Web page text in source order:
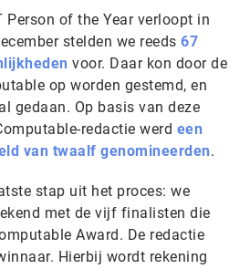
Person of the Year verloopt in
stelden we reeds 67
voor. Daar kon door de
op worden gestemd, en
gedaan. Op basis van deze
redactie werd een
van twaalf genomineerden.
stap uit het proces: we
met de vijf finalisten die
Award. De redactie
Hierbij wordt rekening